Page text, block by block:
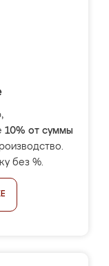
10% от суммы
без %.